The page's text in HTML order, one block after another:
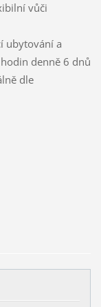
vůči
ubytování a
denně 6 dnů
dle